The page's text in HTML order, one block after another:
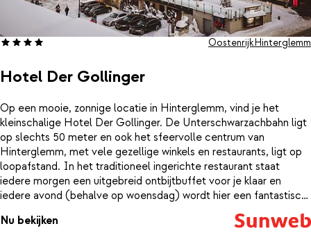
Hotel Der Gollinger
OostenrijkHinterglemm
Op een mooie, zonnige locatie in Hinterglemm, vind je het
kleinschalige Hotel Der Gollinger. De Unterschwarzachbahn ligt
op slechts 50 meter en ook het sfeervolle centrum van
Hinterglemm, met vele gezellige winkels en restaurants, ligt op
loopafstand. In het traditioneel ingerichte restaurant staat
iedere morgen een uitgebreid ontbijtbuffet voor je klaar en
iedere avond (behalve op woensdag) wordt hier een fantastisch
5-gangen diner geserveerd. In de wellness kun je na een lange
skidag genieten van de sauna’s en het Turks stoombad.
Nu bekijken